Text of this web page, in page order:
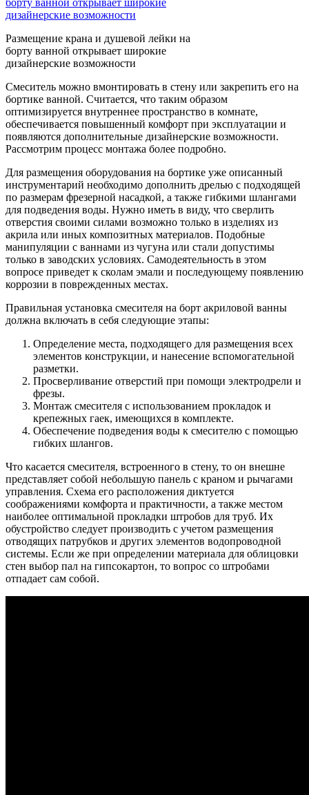
Размещение крана и душевой лейки на
борту ванной открывает широкие
дизайнерские возможности
Смеситель можно вмонтировать в стену или закрепить его на
бортике ванной. Считается, что таким образом
оптимизируется внутреннее пространство в комнате,
обеспечивается повышенный комфорт при эксплуатации и
появляются дополнительные дизайнерские возможности.
Рассмотрим процесс монтажа более подробно.
Для размещения оборудования на бортике уже описанный
инструментарий необходимо дополнить дрелью с подходящей
по размерам фрезерной насадкой, а также гибкими шлангами
для подведения воды. Нужно иметь в виду, что сверлить
отверстия своими силами возможно только в изделиях из
акрила или иных композитных материалов. Подобные
манипуляции с ваннами из чугуна или стали допустимы
только в заводских условиях. Самодеятельность в этом
вопросе приведет к сколам эмали и последующему появлению
коррозии в поврежденных местах.
Правильная установка смесителя на борт акриловой ванны
должна включать в себя следующие этапы:
Определение места, подходящего для размещения всех
элементов конструкции, и нанесение вспомогательной
разметки.
Просверливание отверстий при помощи электродрели и
фрезы.
Монтаж смесителя с использованием прокладок и
крепежных гаек, имеющихся в комплекте.
Обеспечение подведения воды к смесителю с помощью
гибких шлангов.
Что касается смесителя, встроенного в стену, то он внешне
представляет собой небольшую панель с краном и рычагами
управления. Схема его расположения диктуется
соображениями комфорта и практичности, а также местом
наиболее оптимальной прокладки штробов для труб. Их
обустройство следует производить с учетом размещения
отводящих патрубков и других элементов водопроводной
системы. Если же при определении материала для облицовки
стен выбор пал на гипсокартон, то вопрос со штробами
отпадает сам собой.